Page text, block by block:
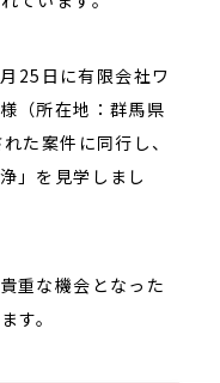
25日に有限会社ワ
（所在地：群馬県
た案件に同行し、
」を見学しまし
重な機会となった
す。